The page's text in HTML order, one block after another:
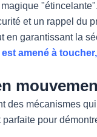
et un rappel du
en garantissant la
amené à
des mécanismes
pour